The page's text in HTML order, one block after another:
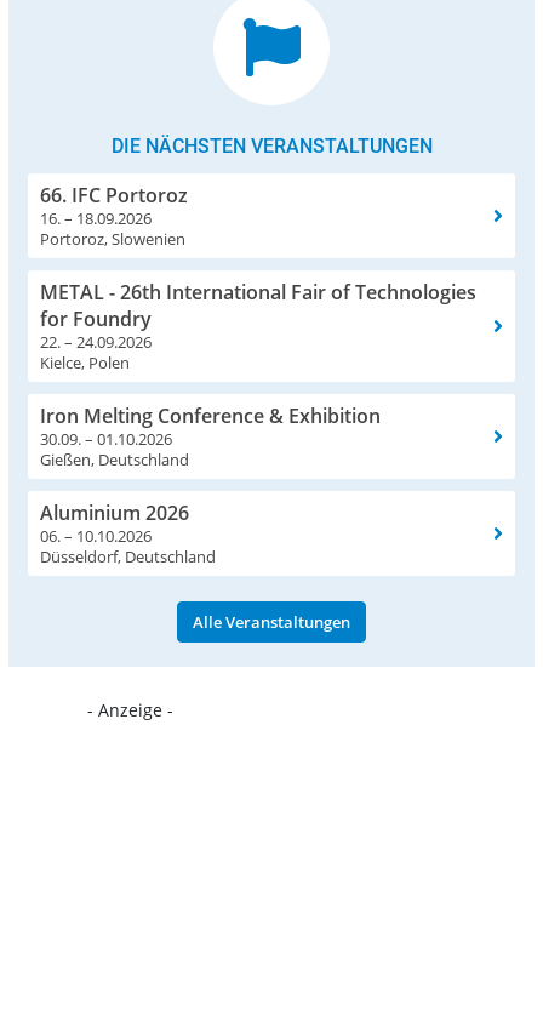
DIE NÄCHSTEN VERANSTALTUNGEN
66. IFC Portoroz
16. – 18.09.2026
Portoroz, Slowenien
METAL - 26th International Fair of Technologies
for Foundry
22. – 24.09.2026
Kielce, Polen
Iron Melting Conference & Exhibition
30.09. – 01.10.2026
Gießen, Deutschland
Aluminium 2026
06. – 10.10.2026
Düsseldorf, Deutschland
Alle Veranstaltungen
- Anzeige -